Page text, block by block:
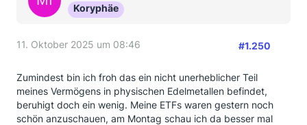
Koryphäe
11. Oktober 2025 um 08:46 #1.250
Zumindest bin ich froh das ein nicht unerheblicher Teil
meines Vermögens in physischen Edelmetallen befindet,
beruhigt doch ein wenig. Meine ETFs waren gestern noch
schön anzuschauen, am Montag schau ich da besser mal